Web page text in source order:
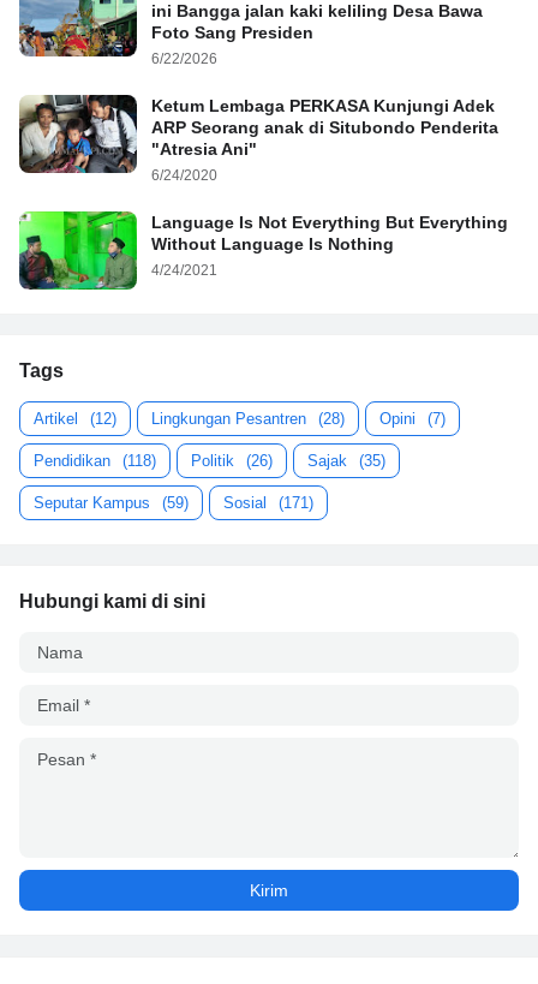
ini Bangga jalan kaki keliling Desa Bawa
Foto Sang Presiden
6/22/2026
Ketum Lembaga PERKASA Kunjungi Adek
ARP Seorang anak di Situbondo Penderita
"Atresia Ani"
6/24/2020
Language Is Not Everything But Everything
Without Language Is Nothing
4/24/2021
Tags
Artikel (12) Lingkungan Pesantren (28) Opini (7)
Pendidikan (118) Politik (26) Sajak (35)
Seputar Kampus (59) Sosial (171)
Hubungi kami di sini